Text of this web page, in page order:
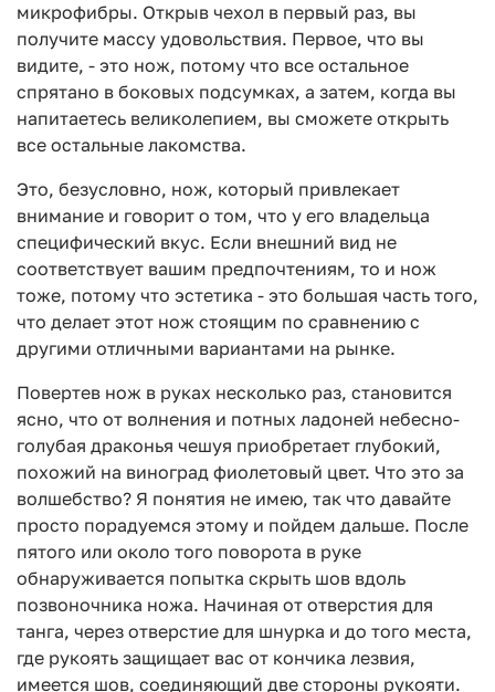
микрофибры. Открыв чехол в первый раз, вы
получите массу удовольствия. Первое, что вы
видите, - это нож, потому что все остальное
спрятано в боковых подсумках, а затем, когда вы
напитаетесь великолепием, вы сможете открыть
все остальные лакомства.
Это, безусловно, нож, который привлекает
внимание и говорит о том, что у его владельца
специфический вкус. Если внешний вид не
соответствует вашим предпочтениям, то и нож
тоже, потому что эстетика - это большая часть того,
что делает этот нож стоящим по сравнению с
другими отличными вариантами на рынке.
Повертев нож в руках несколько раз, становится
ясно, что от волнения и потных ладоней небесно-
голубая драконья чешуя приобретает глубокий,
похожий на виноград фиолетовый цвет. Что это за
волшебство? Я понятия не имею, так что давайте
просто порадуемся этому и пойдем дальше. После
пятого или около того поворота в руке
обнаруживается попытка скрыть шов вдоль
позвоночника ножа. Начиная от отверстия для
танга, через отверстие для шнурка и до того места,
где рукоять защищает вас от кончика лезвия,
имеется шов, соединяющий две стороны рукояти.